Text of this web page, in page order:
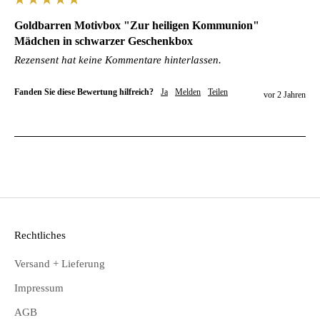
Goldbarren Motivbox "Zur heiligen Kommunion"
Mädchen in schwarzer Geschenkbox
Rezensent hat keine Kommentare hinterlassen.
Fanden Sie diese Bewertung hilfreich? Ja Melden Teilen vor 2 Jahren
Rechtliches
Versand + Lieferung
Impressum
AGB